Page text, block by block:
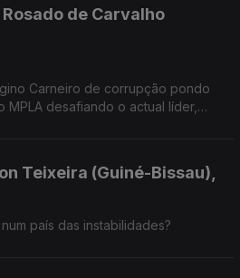
de Carvalho
Carneiro de corrupção pondo
MPLA desafiando o actual líder,
Teixeira (Guiné-Bissau),
país das instabilidades?